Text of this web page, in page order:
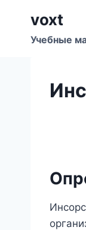
содержимому
voxt
Учебные